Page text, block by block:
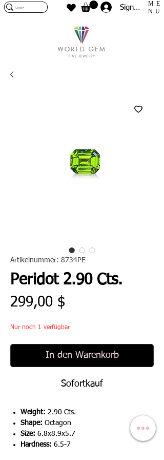
Sign In
ME
NU
Artikelnummer: 8734PE
Peridot 2.90 Cts.
299,00 $
Nur noch 1 verfügbar
In den Warenkorb
Sofortkauf
Weight: 2.90 Cts.
Shape: Octagon
Size: 6.8x8.9x5.7
Hardness: 6.5-7